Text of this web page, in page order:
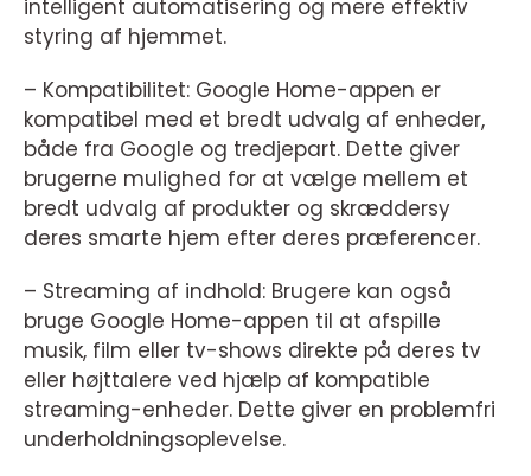
intelligent automatisering og mere effektiv
styring af hjemmet.
– Kompatibilitet: Google Home-appen er
kompatibel med et bredt udvalg af enheder,
både fra Google og tredjepart. Dette giver
brugerne mulighed for at vælge mellem et
bredt udvalg af produkter og skræddersy
deres smarte hjem efter deres præferencer.
– Streaming af indhold: Brugere kan også
bruge Google Home-appen til at afspille
musik, film eller tv-shows direkte på deres tv
eller højttalere ved hjælp af kompatible
streaming-enheder. Dette giver en problemfri
underholdningsoplevelse.